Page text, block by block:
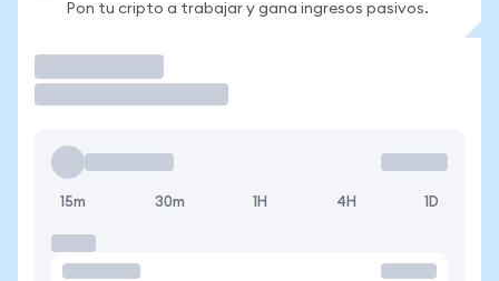
Pon tu cripto a trabajar y gana ingresos pasivos.
15m 30m 1H 4H 1D